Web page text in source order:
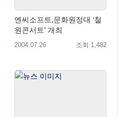
엔씨소프트,문화원정대 ‘철
원콘서트’ 개최
2004.07.26 조회 1,482